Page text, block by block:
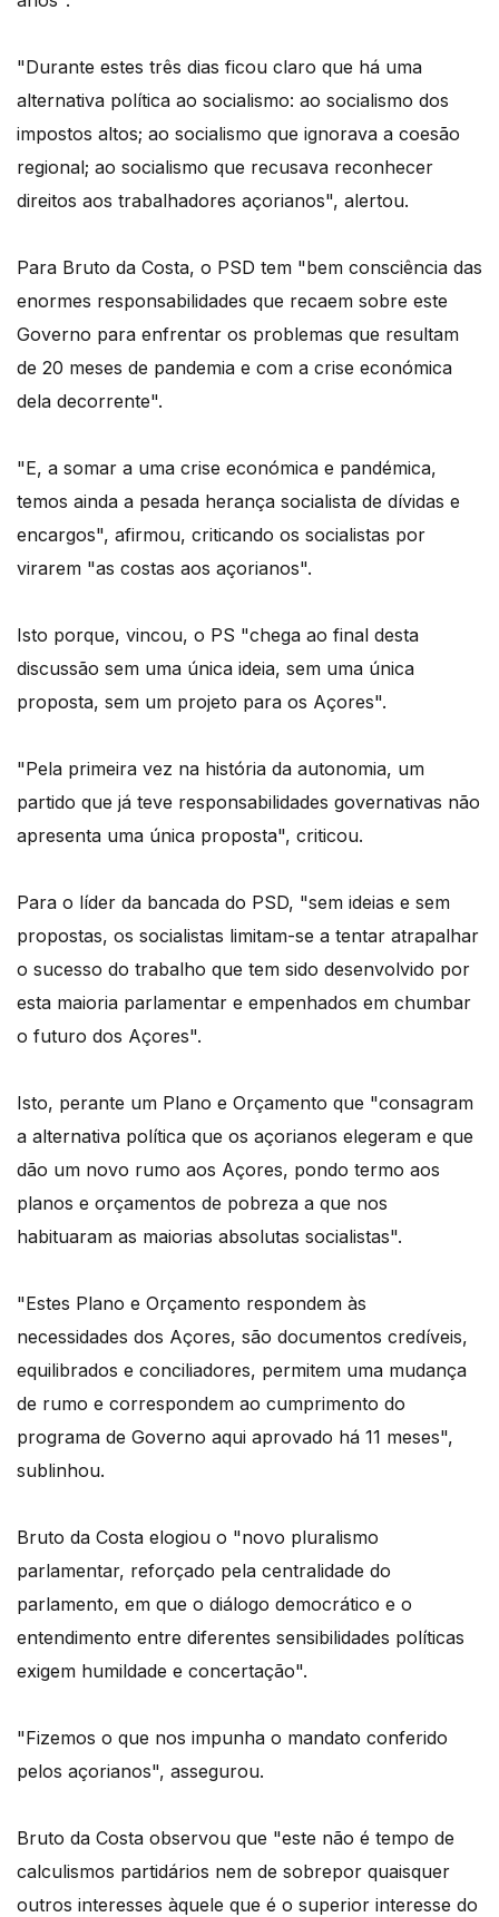
"Durante estes três dias ficou claro que há uma
alternativa política ao socialismo: ao socialismo dos
impostos altos; ao socialismo que ignorava a coesão
regional; ao socialismo que recusava reconhecer
direitos aos trabalhadores açorianos", alertou.
Para Bruto da Costa, o PSD tem "bem consciência das
enormes responsabilidades que recaem sobre este
Governo para enfrentar os problemas que resultam
de 20 meses de pandemia e com a crise económica
dela decorrente".
"E, a somar a uma crise económica e pandémica,
temos ainda a pesada herança socialista de dívidas e
encargos", afirmou, criticando os socialistas por
virarem "as costas aos açorianos".
Isto porque, vincou, o PS "chega ao final desta
discussão sem uma única ideia, sem uma única
proposta, sem um projeto para os Açores".
"Pela primeira vez na história da autonomia, um
partido que já teve responsabilidades governativas não
apresenta uma única proposta", criticou.
Para o líder da bancada do PSD, "sem ideias e sem
propostas, os socialistas limitam-se a tentar atrapalhar
o sucesso do trabalho que tem sido desenvolvido por
esta maioria parlamentar e empenhados em chumbar
o futuro dos Açores".
Isto, perante um Plano e Orçamento que "consagram
a alternativa política que os açorianos elegeram e que
dão um novo rumo aos Açores, pondo termo aos
planos e orçamentos de pobreza a que nos
habituaram as maiorias absolutas socialistas".
"Estes Plano e Orçamento respondem às
necessidades dos Açores, são documentos credíveis,
equilibrados e conciliadores, permitem uma mudança
de rumo e correspondem ao cumprimento do
programa de Governo aqui aprovado há 11 meses",
sublinhou.
Bruto da Costa elogiou o "novo pluralismo
parlamentar, reforçado pela centralidade do
parlamento, em que o diálogo democrático e o
entendimento entre diferentes sensibilidades políticas
exigem humildade e concertação".
"Fizemos o que nos impunha o mandato conferido
pelos açorianos", assegurou.
Bruto da Costa observou que "este não é tempo de
calculismos partidários nem de sobrepor quaisquer
outros interesses àquele que é o superior interesse do